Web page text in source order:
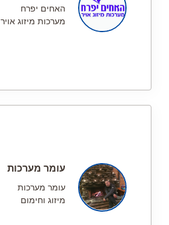
האחים יפרח
מערכות מיזוג אויר
עומר מערכות
עומר מערכות
מיזוג וחימום